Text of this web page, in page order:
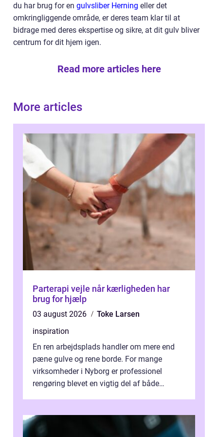
du har brug for en gulvsliber Herning eller det
omkringliggende område, er deres team klar til at
bidrage med deres ekspertise og sikre, at dit gulv bliver
centrum for dit hjem igen.
Read more articles here
More articles
Parterapi vejle når kærligheden har
brug for hjælp
03 august 2026
Toke Larsen
inspiration
En ren arbejdsplads handler om mere end
pæne gulve og rene borde. For mange
virksomheder i Nyborg er professionel
rengøring blevet en vigtig del af både